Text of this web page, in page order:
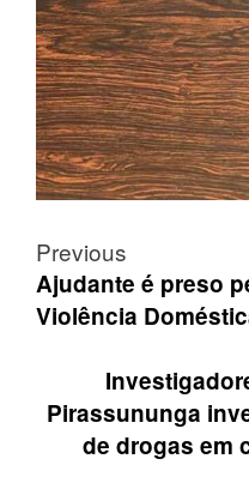
Post
navigation
Previous
Ajudante é preso
Violência
Pirassununga
de drogas em